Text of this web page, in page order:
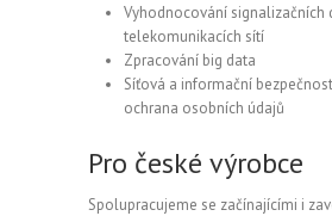
Vyhodnocování signalizačních
telekomunikacích sítí
Zpracování big data
Síťová a informační
ochrana osobních údajů
Pro české výrobce
Spolupracujeme se začínajícími i